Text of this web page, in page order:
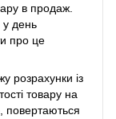
в продаж.
у день
про це
розрахунки із
товару на
повертаються